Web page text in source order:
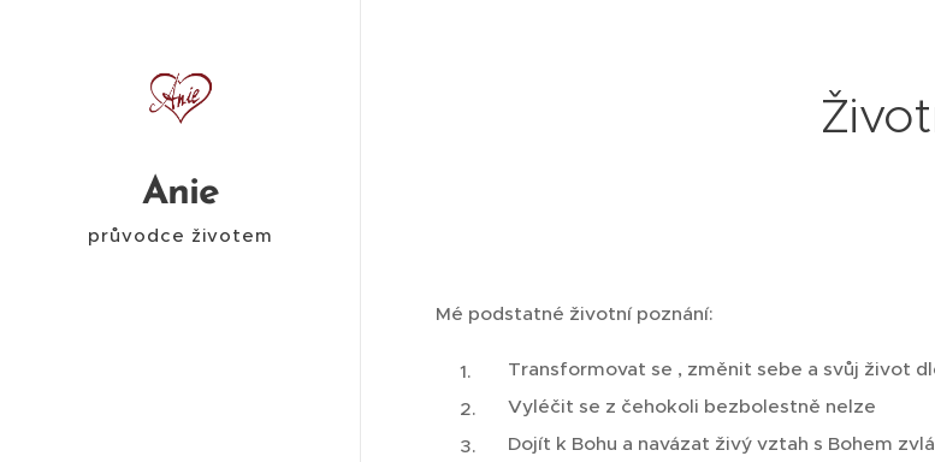
Anie
průvodce životem
Mé podstatné životní poznání:
Transformovat se , změnit sebe a svůj život
Vyléčit se z čehokoli bezbolestně nelze
Dojít k Bohu a navázat živý vztah s Bohem